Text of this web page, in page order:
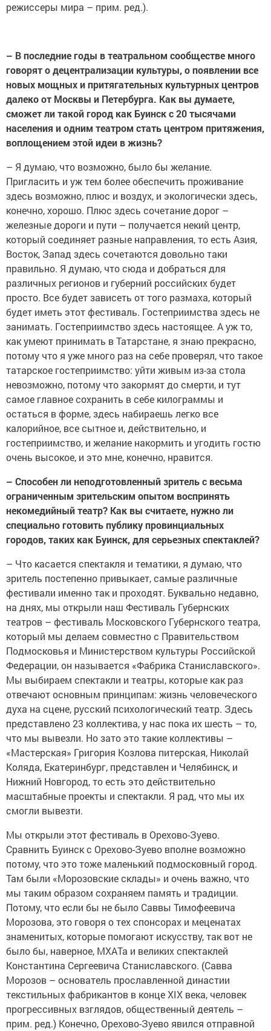
режиссеры мира – прим. ред.).
– В последние годы в театральном сообществе много
говорят о децентрализации культуры, о появлении все
новых мощных и притягательных культурных центров
далеко от Москвы и Петербурга. Как вы думаете,
сможет ли такой город как Буинск с 20 тысячами
населения и одним театром стать центром притяжения,
воплощением этой идеи в жизнь?
– Я думаю, что возможно, было бы желание.
Пригласить и уж тем более обеспечить проживание
здесь возможно, плюс и воздух, и экологически здесь,
конечно, хорошо. Плюс здесь сочетание дорог –
железные дороги и пути – получается некий центр,
который соединяет разные направления, то есть Азия,
Восток, Запад здесь сочетаются довольно таки
правильно. Я думаю, что сюда и добраться для
различных регионов и губерний российских будет
просто. Все будет зависеть от того размаха, который
будет иметь этот фестиваль. Гостеприимства здесь не
занимать. Гостеприимство здесь настоящее. А уж то,
как умеют принимать в Татарстане, я знаю прекрасно,
потому что я уже много раз на себе проверял, что такое
татарское гостеприимство: уйти живым из-за стола
невозможно, потому что закормят до смерти, и тут
самое главное сохранить в себе килограммы и
остаться в форме, здесь набираешь легко все
калорийное, все сытное и, действительно, и
гостеприимство, и желание накормить и угодить гостю
очень высокое, и это мне, конечно, нравится.
– Способен ли неподготовленный зритель с весьма
ограниченным зрительским опытом воспринять
некомедийный театр? Как вы считаете, нужно ли
специально готовить публику провинциальных
городов, таких как Буинск, для серьезных спектаклей?
– Что касается спектакля и тематики, я думаю, что
зритель постепенно привыкает, самые различные
фестивали именно так и проходят. Буквально недавно,
на днях, мы открыли наш Фестиваль Губернских
театров – фестиваль Московского Губернского театра,
который мы делаем совместно с Правительством
Подмосковья и Министерством культуры Российской
Федерации, он называется «Фабрика Станиславского».
Мы выбираем спектакли и театры, которые как раз
отвечают основным принципам: жизнь человеческого
духа на сцене, русский психологический театр. Здесь
представлено 23 коллектива, у нас пока их шесть – то,
что мы вывезли. Но зато это такие коллективы –
«Мастерская» Григория Козлова питерская, Николай
Коляда, Екатеринбург, представлен и Челябинск, и
Нижний Новгород, то есть это действительно
масштабные проекты и спектакли. Я рад, что мы их
смогли вывезти.
Мы открыли этот фестиваль в Орехово-Зуево.
Сравнить Буинск с Орехово-Зуево вполне возможно
потому, что это тоже маленький подмосковный город.
Там были «Морозовские склады» и очень важно, что
мы таким образом сохраняем память и традиции.
Потому, что если бы не было Саввы Тимофеевича
Морозова, это говоря о тех спонсорах и меценатах
знаменитых, которые помогают искусству, так вот не
было бы, наверное, МХАТа и великих спектаклей
Константина Сергеевича Станиславского. (Савва
Морозов – основатель прославленной династии
текстильных фабрикантов в конце XIX века, человек
прогрессивных взглядов, общественный деятель –
прим. ред.) Конечно, Орехово-Зуево явился отправной